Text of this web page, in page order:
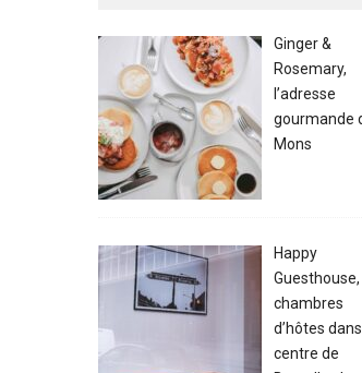
Ginger &
Rosemary,
l’adresse
gourmande
Mons
Happy
Guesthouse,
chambres
d’hôtes
centre de